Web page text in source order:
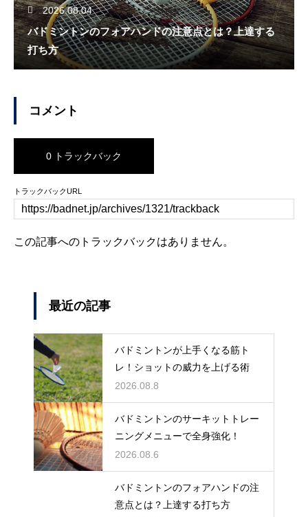
2026.08.04
バドミントンのフォアハンドの注意点とは？上達する
打ち方
コメント
0 トラックバック
トラックバックURL
この記事へのトラックバックはありません。
最近の記事
バドミントンが上手くなる筋ト
レ！ショットの威力を上げる術
2026.08.8
バドミントンのサーキットトレー
ニングメニューで全身強化！
2026.08.6
バドミントンのフォアハンドの注
意点とは？上達する打ち方